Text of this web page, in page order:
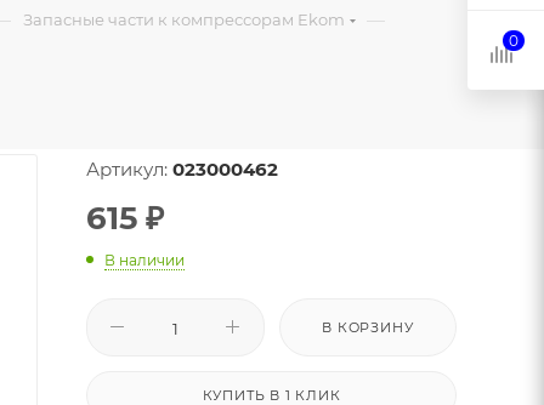
Запасные части к компрессорам Ekom —
Артикул: 023000462
615 ₽
В наличии
В КОРЗИНУ
КУПИТЬ В 1 КЛИК
0